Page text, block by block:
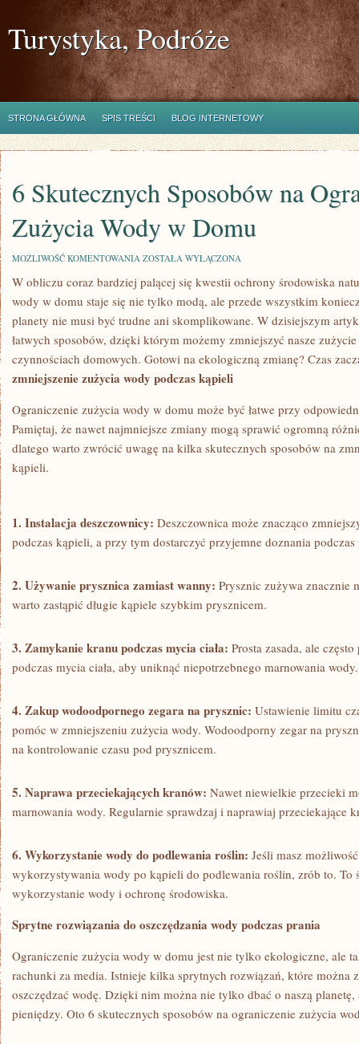
Turystyka, Podróże
STRONA GŁÓWNA SPIS TREŚCI BLOG INTERNETOWY
6 Skutecznych Sposobów na
Zużycia Wody w Domu
MOŻLIWOŚĆ KOMENTOWANIA 6
SPOSOBÓW
OGRANICZENIE
ZUŻYCIA
W
DOMU
ZOSTAŁA WYŁĄCZONA
W obliczu coraz bardziej palącej się kwestii ochrony środowiska
wody w domu staje się nie⁢ tylko ‌modą, ale przede wszystkim
planety nie musi być trudne ani skomplikowane. ⁢W ‌dzisiejszym
łatwych sposobów, dzięki którym możemy zmniejszyć ⁤nasze
czynnościach domowych. Gotowi na ekologiczną zmianę? Czas
zmniejszenie zużycia wody podczas kąpieli
Ograniczenie zużycia wody w domu może być łatwe przy
Pamiętaj, że nawet najmniejsze zmiany mogą​ sprawić ogromną
dlatego warto zwrócić uwagę na kilka skutecznych sposobów​ na
kąpieli.
1. ​Instalacja deszczownicy: Deszczownica może znacząco
podczas kąpieli, a przy tym dostarczyć⁣ przyjemne ‍doznania
2. Używanie prysznica zamiast‌ wanny: Prysznic zużywa znacznie
warto zastąpić długie kąpiele szybkim ⁢prysznicem.
3. Zamykanie kranu podczas mycia ciała: Prosta zasada, ale
podczas mycia ciała, aby uniknąć niepotrzebnego marnowania wody.
4. Zakup wodoodpornego zegara⁣ na prysznic: Ustawienie ⁣limitu
pomóc w zmniejszeniu zużycia wody. Wodoodporny zegar na
na kontrolowanie czasu pod prysznicem.
5. Naprawa przeciekających kranów: Nawet niewielkie przecieki
marnowania ‍wody.​ Regularnie sprawdzaj i naprawiaj przeciekające
6.‌ Wykorzystanie wody do podlewania roślin: Jeśli masz
wykorzystywania wody ​po kąpieli do ​podlewania roślin, zrób to. To
wykorzystanie wody i ochronę środowiska.
Sprytne rozwiązania do oszczędzania wody podczas prania
Ograniczenie zużycia wody w domu jest nie tylko ekologiczne, ale
rachunki za media. ‌Istnieje kilka‌ sprytnych⁢ rozwiązań,‌ które można
‍oszczędzać wodę. Dzięki nim można nie tylko dbać o naszą
pieniędzy. Oto 6 skutecznych sposobów‌ na ograniczenie zużycia